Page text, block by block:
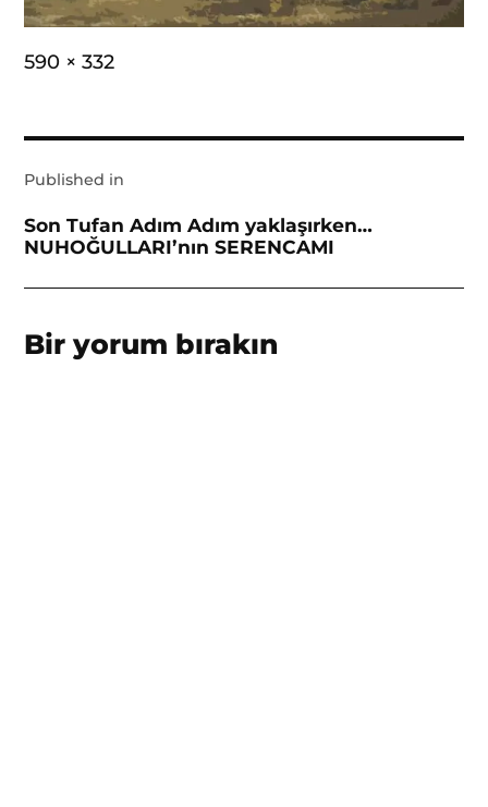
Full
590 × 332
gezinmesi
Published in
Son Tufan Adım Adım yaklaşırken…
NUHOĞULLARI’nın SERENCAMI
Bir yorum bırakın